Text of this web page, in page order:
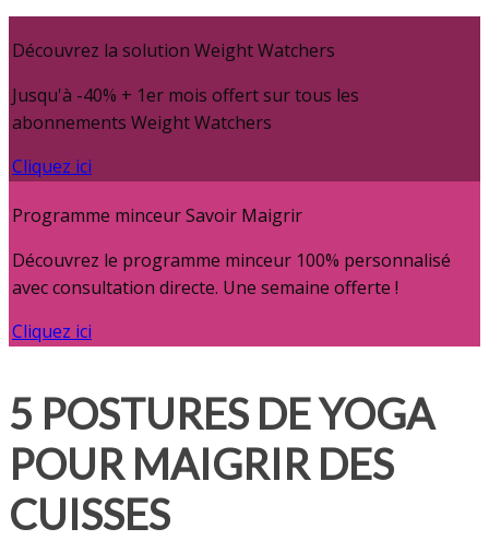
Découvrez la solution Weight Watchers
Jusqu'à -40% + 1er mois offert sur tous les
abonnements Weight Watchers
Cliquez ici
Programme minceur Savoir Maigrir
Découvrez le programme minceur 100% personnalisé
avec consultation directe. Une semaine offerte !
Cliquez ici
5 POSTURES DE YOGA
POUR MAIGRIR DES
CUISSES